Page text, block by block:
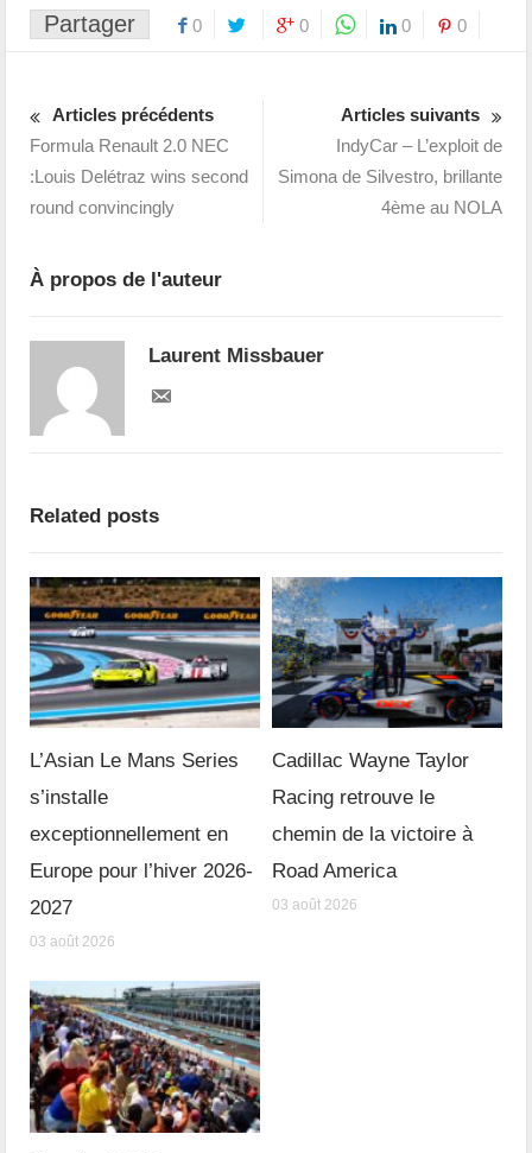
Partager 0 0 0 0
Articles précédents
Formula Renault 2.0 NEC
:Louis Delétraz wins second
round convincingly
Articles suivants
IndyCar – L’exploit de
Simona de Silvestro, brillante
4ème au NOLA
À propos de l'auteur
Laurent Missbauer
Related posts
L’Asian Le Mans Series
s’installe
exceptionnellement en
Europe pour l’hiver 2026-
2027
03 août 2026
Cadillac Wayne Taylor
Racing retrouve le
chemin de la victoire à
Road America
03 août 2026